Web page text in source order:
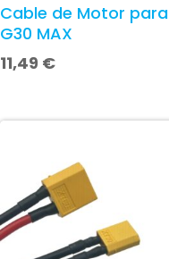
Cable de Motor para
G30 MAX
11,49 €